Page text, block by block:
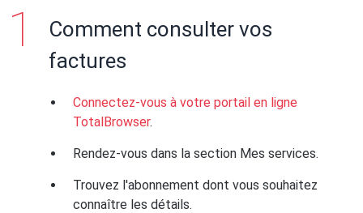
Comment consulter vos
factures
Connectez-vous à votre portail en ligne
TotalBrowser.
Rendez-vous dans la section Mes services.
Trouvez l'abonnement dont vous souhaitez
connaître les détails.